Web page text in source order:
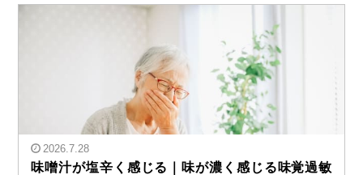
2026.7.28
味噌汁が塩辛く感じる｜味が濃く感じる味覚過敏